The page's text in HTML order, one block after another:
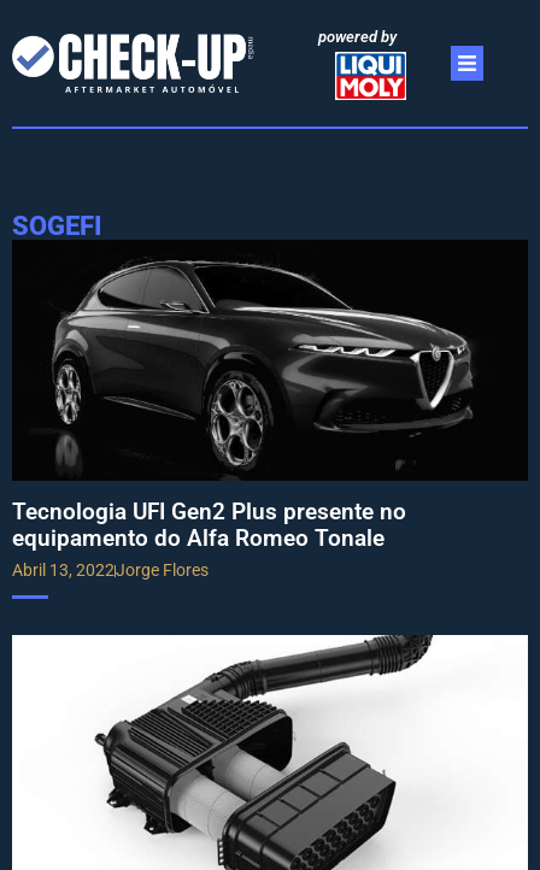
powered by
SOGEFI
Tecnologia UFI Gen2 Plus presente no
equipamento do Alfa Romeo Tonale
Abril 13, 2022Jorge Flores